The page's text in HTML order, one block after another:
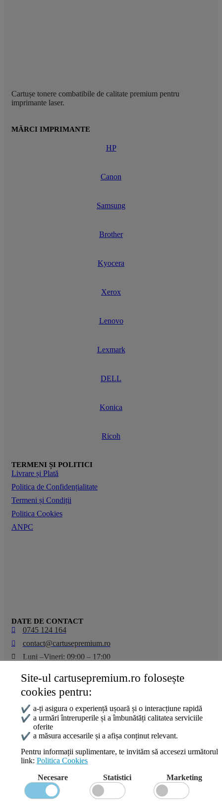
Cartușe tonere combatibile de calitate premium pentru
imprimante laser.
MĂRCI IMPRIMANTE
HP
Canon
Samsung
Brother
Kyocera
Xerox
Lenovo
Lexmark
DELL
Konica
Ricoh
TERMENI ȘI POLITICI
Livrare și Plată
Politica de Confidențialitate
Termeni și Condiții
Politica Cookies
ANPC
DATE DE CONTACT
0745 124 164
contact@cartusepremium.ro
Luni –Vineri: 09:00 – 17:00
Cartușe Premium 2021 Creare Magazin OnlineBOSSNET
Wishlist
Compare
Shopping cart
Site-ul cartusepremium.ro folosește
cookies pentru:
✔ a-ți asigura o experiență ușoară și o interacțiune rapidă
✔ a urmări întreruperile și a îmbunătăți calitatea serviciile
oferite
✔ a măsura accesarile și a afișa conținut relevant.
Pentru informații suplimentare, te invităm să accesezi următorul
link:Politica Cookies
Necesare
Statistici Marketing